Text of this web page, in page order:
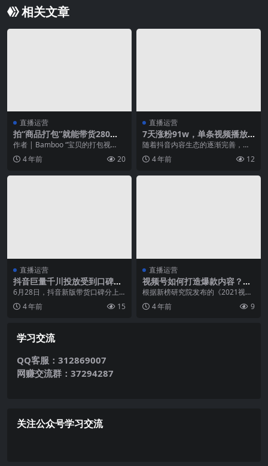
相关文章
直播运营
拍“商品打包”就能带货280
万？揭秘低成本带货财富密码
作者 | Bamboo “宝贝的打包视
频……这个给你来点，这个也好吃
来...4 年前 20
直播运营
7天涨粉91w，单条视频播放
破亿，抖音爆款秘诀找到了！
随着抖音内容生态的逐渐完善，平
台涌现出越来越多优质创作者，想
要打造爆款视频，实现...
4 年前 12
直播运营
抖音巨量千川投放受到口碑分
影响？该怎么提高口碑分？
6月28日，抖音新版带货口碑分上
线，不少抖音直播账号分数下降很
厉害，有的甚至从4...
4 年前 15
直播运营
视频号如何打造爆款内容？我
总结了一套万能公式
根据新榜研究院发布的《2021视频
号发展年中报告》，对比去年11月
与今年4月的5...
4 年前 9
学习交流
QQ客服：312869007
网赚交流群：37294287
关注公众号学习交流